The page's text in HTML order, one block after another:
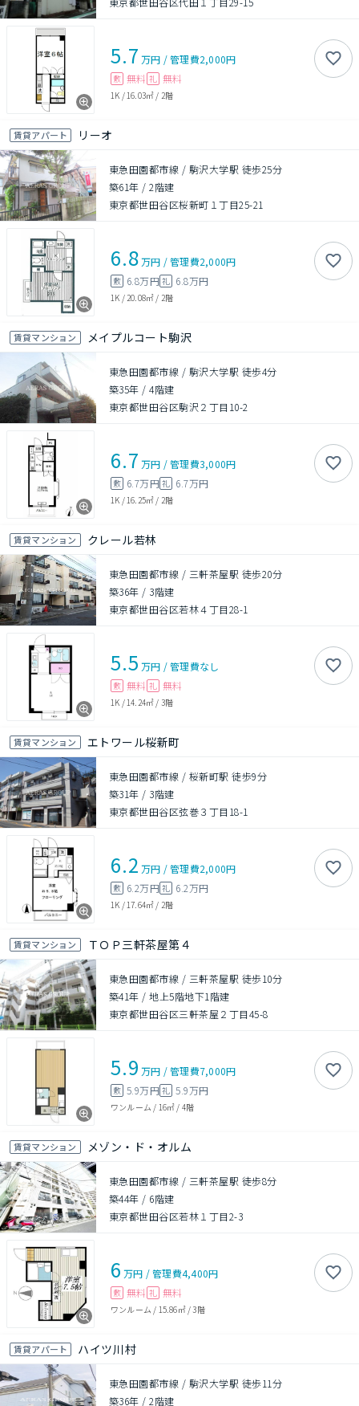
5.7 万円 /管理費2,000円
敷 無料 礼 無料
1K / 16.03㎡ / 2階
賃貸アパート リーオ
東急田園都市線 / 駒沢大学駅 徒歩25分
築61年 /2階建
東京都世田谷区桜新町１丁目25-21
6.8万円 /管理費2,000円
敷 6.8万円礼 6.8万円
1K / 20.08㎡ / 2階
賃貸マンション メイプルコート駒沢
東急田園都市線 / 駒沢大学駅 徒歩4分
築35年 /4階建
東京都世田谷区駒沢２丁目10-2
6.7 万円 /管理費3,000円
敷 6.7万円礼 6.7万円
1K / 16.25㎡ / 2階
賃貸マンション クレール若林
東急田園都市線 / 三軒茶屋駅 徒歩20分
築36年 / 3階建
東京都世田谷区若林４丁目28-1
5.5 万円 /管理費なし
敷 無料 礼 無料
1K / 14.24㎡ / 3階
賃貸マンション エトワール桜新町
東急田園都市線 / 桜新町駅 徒歩9分
築31年 / 3階建
東京都世田谷区弦巻３丁目18-1
6.2 万円 /管理費2,000円
敷 6.2万円礼 6.2万円
1K / 17.64㎡ / 2階
賃貸マンション ＴＯＰ三軒茶屋第４
東急田園都市線 / 三軒茶屋駅 徒歩10分
築41年 /地上5階地下1階建
東京都世田谷区三軒茶屋２丁目45-8
5.9 万円 /管理費7,000円
敷 5.9万円礼 5.9万円
ワンルーム / 16㎡ / 4階
賃貸マンション メゾン・ド・オルム
東急田園都市線 / 三軒茶屋駅 徒歩8分
築44年 / 6階建
東京都世田谷区若林１丁目2-3
6 万円 /管理費4,400円
敷 無料 礼 無料
ワンルーム / 15.86㎡/3階
賃貸アパート ハイツ川村
東急田園都市線 / 駒沢大学駅 徒歩11分
築36年 /2階建